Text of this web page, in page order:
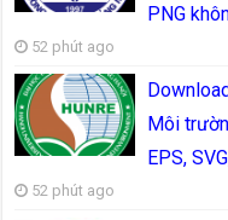
PNG
52 phút ago
Môi
EPS,
52 phút ago